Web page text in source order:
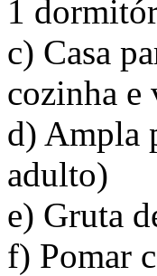
1
c) Casa
cozinha e
d) Ampla
adulto)
e) Gruta
f) Pomar